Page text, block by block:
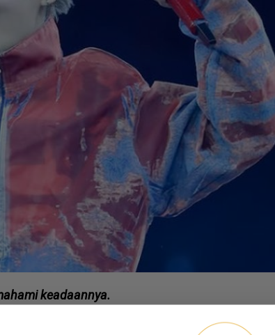
keadaannya.
ketika jelajah. Dalam masa sama, kami juga